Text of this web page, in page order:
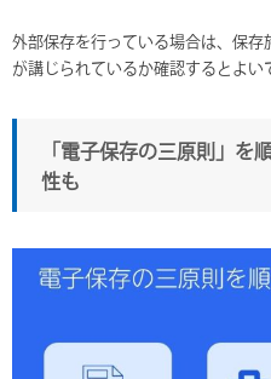
外部保存を行っている場合は、保
が講じられているか確認するとよい
「電子保存の三原則」を
性も